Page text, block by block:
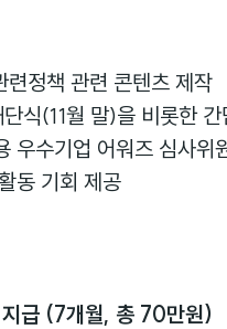
정책 관련 콘텐츠 제작
식(11월 말)을 비롯한 간
우수기업 어워즈 심사위
동 기회 제공
급 (7개월, 총 70만원)